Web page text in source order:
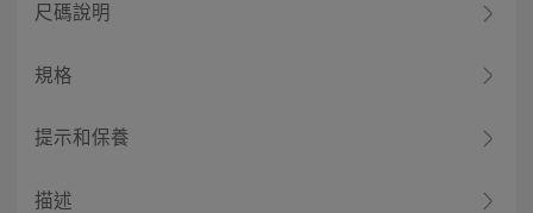
尺碼說明
規格
提示和保養
描述